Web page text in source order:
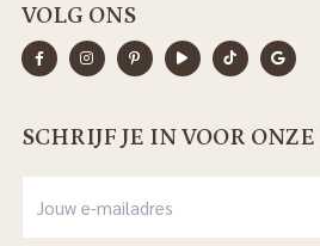
VOLG ONS
SCHRIJF JE IN VOOR ONZE